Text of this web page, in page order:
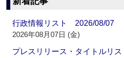
行政情報リスト 2026/08/07
2026年08月07日 (金)
プレスリリース・タイトルリ